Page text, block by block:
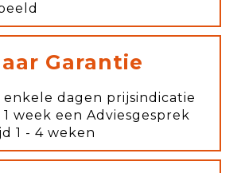
Garantie
enkele dagen prijsindicatie
1 week een Adviesgesprek
1 - 4 weken